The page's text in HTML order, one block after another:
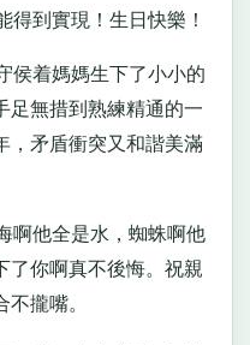
到實現！生日快樂！
着媽媽生下了小小的
無措到熟練精通的一
，矛盾衝突又和諧美滿
他全是水，蜘蛛啊他
了你啊真不後悔。祝親
攏嘴。